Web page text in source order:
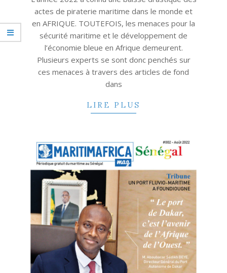
actes de piraterie maritime dans le monde et
en AFRIQUE. TOUTEFOIS, les menaces pour la
sécurité maritime et le développement de
l’économie bleue en Afrique demeurent.
Plusieurs experts se sont donc penchés sur
ces menaces à travers des articles de fond
dans
LIRE PLUS